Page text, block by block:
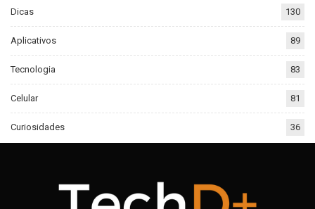
Dicas 130
Aplicativos 89
Tecnologia 83
Celular 81
Curiosidades 36